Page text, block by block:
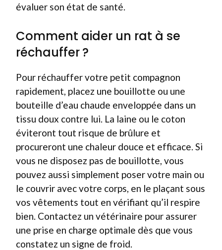
évaluer son état de santé.
Comment aider un rat à se
réchauffer ?
Pour réchauffer votre petit compagnon
rapidement, placez une bouillotte ou une
bouteille d’eau chaude enveloppée dans un
tissu doux contre lui. La laine ou le coton
éviteront tout risque de brûlure et
procureront une chaleur douce et efficace. Si
vous ne disposez pas de bouillotte, vous
pouvez aussi simplement poser votre main ou
le couvrir avec votre corps, en le plaçant sous
vos vêtements tout en vérifiant qu’il respire
bien. Contactez un vétérinaire pour assurer
une prise en charge optimale dès que vous
constatez un signe de froid.